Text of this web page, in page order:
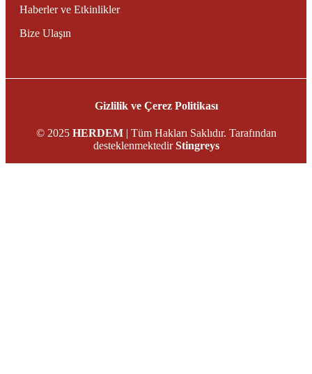
Haberler ve Etkinlikler
Bize Ulaşın
Gizlilik ve Çerez Politikası
© 2025 HERDEM | Tüm Hakları Saklıdır. Tarafından
desteklenmektedirStingreys